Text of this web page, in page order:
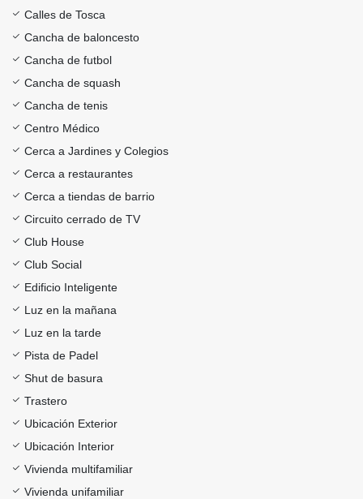
Calles de Tosca
Cancha de baloncesto
Cancha de futbol
Cancha de squash
Cancha de tenis
Centro Médico
Cerca a Jardines y Colegios
Cerca a restaurantes
Cerca a tiendas de barrio
Circuito cerrado de TV
Club House
Club Social
Edificio Inteligente
Luz en la mañana
Luz en la tarde
Pista de Padel
Shut de basura
Trastero
Ubicación Exterior
Ubicación Interior
Vivienda multifamiliar
Vivienda unifamiliar